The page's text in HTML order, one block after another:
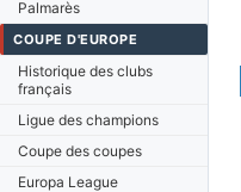
Palmarès
COUPE D'EUROPE
Historique des clubs
français
Ligue des champions
Coupe des coupes
Europa League